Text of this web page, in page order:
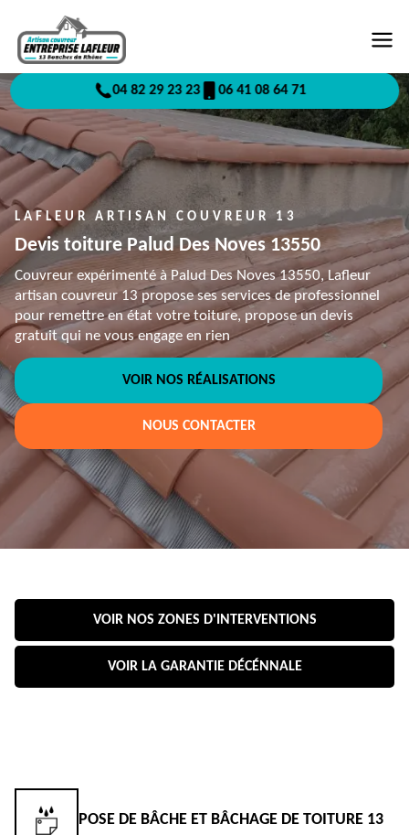
04 82 29 23 23 06 41 08 64 71
LAFLEUR ARTISAN COUVREUR 13
Devis toiture Palud Des Noves 13550
Couvreur expérimenté à Palud Des Noves 13550, Lafleur
artisan couvreur 13 propose ses services de professionnel
pour remettre en état votre toiture, propose un devis
gratuit qui ne vous engage en rien
VOIR NOS RÉALISATIONS
NOUS CONTACTER
VOIR NOS ZONES D'INTERVENTIONS
VOIR LA GARANTIE DÉCÉNNALE
POSE DE BÂCHE ET BÂCHAGE DE TOITURE 13